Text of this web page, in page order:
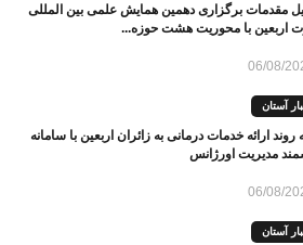
مقدمات برگزاری دهمین همایش علمی بین المللی
اربعین با محوریت هشت حوزه...
06/08/
آستان
روند ارائه خدمات درمانی به زائران اربعین با سامانه
مدیریت اورژانس
06/08/
آستان